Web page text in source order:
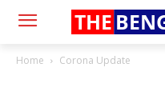
THE
Home Corona Update